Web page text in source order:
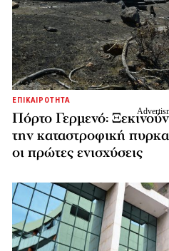
ΕΠΙΚΑΙΡΟΤΗΤΑ
Πόρτο Γερμενό:
την καταστροφική
οι πρώτες ενισχύσεις